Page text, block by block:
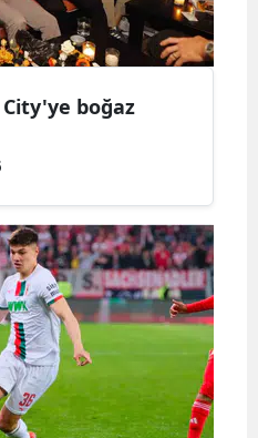
Yozgat
Karaman
Kırıkkale
Batman
Şırnak
Bartın
City'ye boğaz